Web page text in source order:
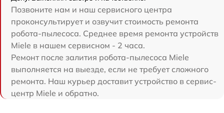
Позвоните нам и наш сервисного центра
проконсультирует и озвучит стоимость ремонта
робота-пылесоса. Среднее время ремонта устройств
Miele в нашем сервисном - 2 часа.
Ремонт после залития робота-пылесоса Miele
выполняется на выезде, если не требует сложного
ремонта. Наш курьер доставит устройство в сервис-
центр Miele и обратно.